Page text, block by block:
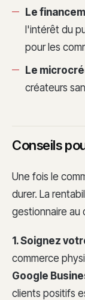
Le
l'intérêt du
pour les
Le
créateurs
Conseils
Une fois le
durer. La
gestionnaire au
1. Soignez
commerce
Google
clients positifs